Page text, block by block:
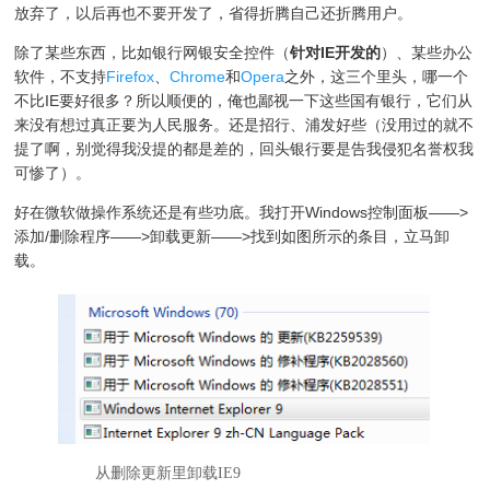
放弃了，以后再也不要开发了，省得折腾自己还折腾用户。
除了某些东西，比如银行网银安全控件（针对IE开发的）、某些办公
软件，不支持Firefox 、Chrome和Opera之外，这三个里头，哪一个
不比IE要好很多？所以顺便的，俺也鄙视一下这些国有银行，它们从
来没有想过真正要为人民服务。还是招行、浦发好些（没用过的就不
提了啊，别觉得我没提的都是差的，回头银行要是告我侵犯名誉权我
可惨了）。
好在微软做操作系统还是有些功底。我打开Windows控制面板——>
添加/删除程序——>卸载更新——>找到如图所示的条目，立马卸
载。
从删除更新里卸载IE9